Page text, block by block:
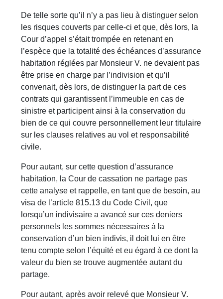
De telle sorte qu’il n’y a pas lieu à distinguer selon
les risques couverts par celle-ci et que, dès lors, la
Cour d’appel s’était trompée en retenant en
l’espèce que la totalité des échéances d’assurance
habitation réglées par Monsieur V. ne devaient pas
être prise en charge par l’indivision et qu’il
convenait, dès lors, de distinguer la part de ces
contrats qui garantissent l’immeuble en cas de
sinistre et participent ainsi à la conservation du
bien de ce qui couvre personnellement leur titulaire
sur les clauses relatives au vol et responsabilité
civile.
Pour autant, sur cette question d’assurance
habitation, la Cour de cassation ne partage pas
cette analyse et rappelle, en tant que de besoin, au
visa de l’article 815.13 du Code Civil, que
lorsqu’un indivisaire a avancé sur ces deniers
personnels les sommes nécessaires à la
conservation d’un bien indivis, il doit lui en être
tenu compte selon l’équité et eu égard à ce dont la
valeur du bien se trouve augmentée autant du
partage.
Pour autant, après avoir relevé que Monsieur V.